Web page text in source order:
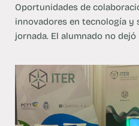
Oportunidades de
innovadores en tecnología y
jornada. El alumnado no